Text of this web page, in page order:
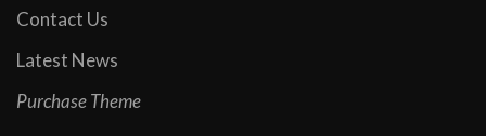
Contact Us
Latest News
Purchase Theme